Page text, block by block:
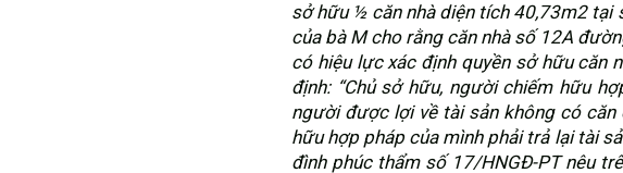
sở hữu ½ căn nhà diện tích 40,73m2 tại
của bà M cho rằng căn nhà số 12A
có hiệu lực xác định quyền sở hữu căn
định: “Chủ sở hữu, người chiếm hữu
người được lợi về tài sản không có
hữu hợp pháp của mình phải trả lại tài
đình phúc thẩm số 17/HNGĐ-PT nêu